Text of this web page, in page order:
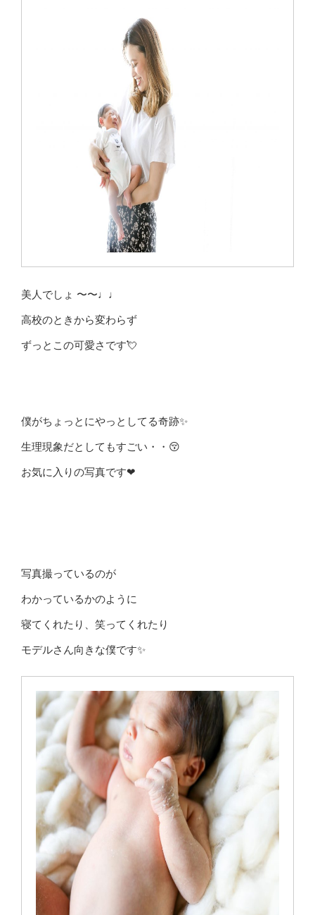
美人でしょ 〜〜♩♩
高校のときから変わらず
ずっとこの可愛さです💘
僕がちょっとにやっとしてる奇跡✨
生理現象だとしてもすごい・・😚
お気に入りの写真です❤︎
写真撮っているのが
わかっているかのように
寝てくれたり、笑ってくれたり
モデルさん向きな僕です✨